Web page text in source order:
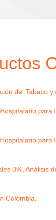
del Tabaco y
3%, Análisis
Colombia.